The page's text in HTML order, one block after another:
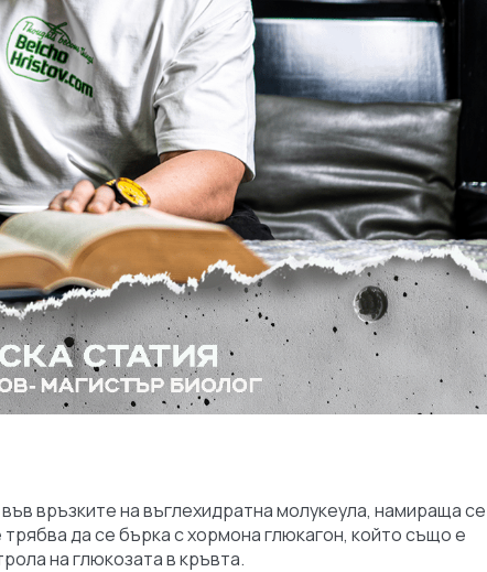
връзките на въглехидратна молукеула, намираща
да се бърка с хормона глюкагон, който също е
на глюкозата в кръвта.